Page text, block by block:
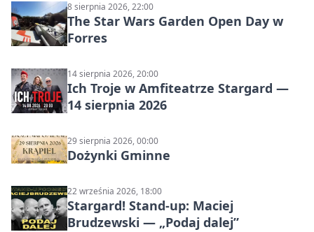
8 sierpnia 2026, 22:00
The Star Wars Garden Open Day w
Forres
14 sierpnia 2026, 20:00
Ich Troje w Amfiteatrze Stargard —
14 sierpnia 2026
29 sierpnia 2026, 00:00
Dożynki Gminne
22 września 2026, 18:00
Stargard! Stand-up: Maciej
Brudzewski — „Podaj dalej”